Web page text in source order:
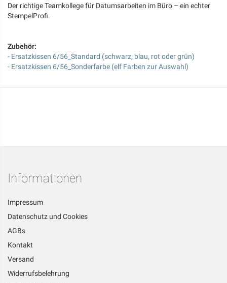
Der richtige Teamkollege für Datumsarbeiten im Büro – ein echter
StempelProfi.
Zubehör:
- Ersatzkissen 6/56_Standard (schwarz, blau, rot oder grün)
- Ersatzkissen 6/56_Sonderfarbe (elf Farben zur Auswahl)
Informationen
Impressum
Datenschutz und Cookies
AGBs
Kontakt
Versand
Widerrufsbelehrung